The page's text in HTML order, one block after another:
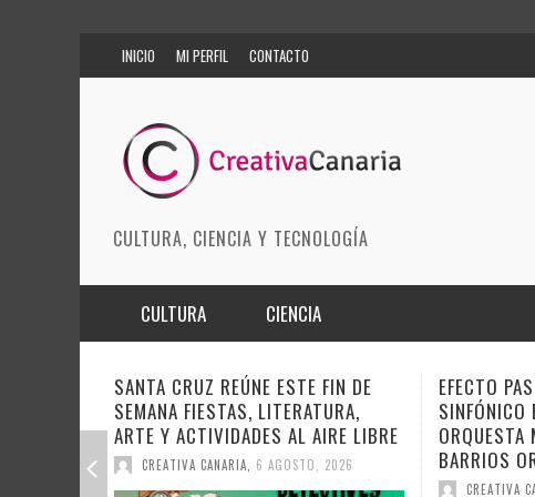
INICIO MI PERFIL CONTACTO
CULTURA, CIENCIA Y TECNOLOGÍA
CULTURA
ARTES ESCÉNICAS
MODA
CIENCIA
INNOVACIÓN
CIENCIAS DE LA TIERRA
ESTE FIN DE
LITERATURA,
AL AIRE LIBRE
6 AGOSTO, 2026
EFECTO PASILLO SE PONE
SINFÓNICO EN SONORA JUNTO A LA
ORQUESTA MAESTRO VALLE Y
BARRIOS ORQUESTADOS
CREATIVA CANARIA, 6 AGOSTO, 2026